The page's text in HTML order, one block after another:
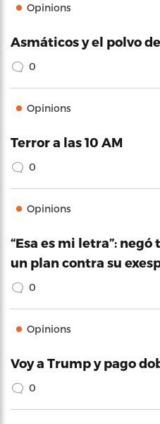
Opinions
Asmáticos y el polvo
0
Opinions
Terror a las 10 AM
0
Opinions
“Esa es mi letra”:
un plan contra su
0
Opinions
Voy a Trump y pago
0